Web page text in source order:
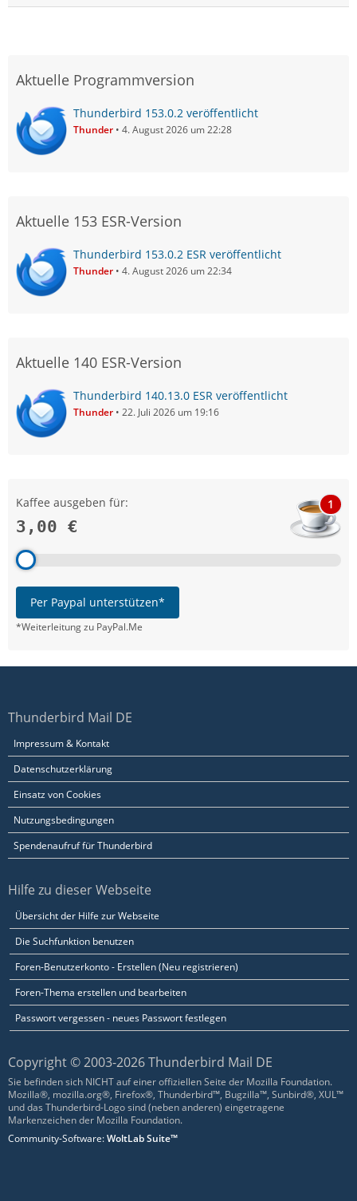
Aktuelle Programmversion
Thunderbird 153.0.2 veröffentlicht
Thunder 4. August 2026 um 22:28
Aktuelle 153 ESR-Version
Thunderbird 153.0.2 ESR veröffentlicht
Thunder 4. August 2026 um 22:34
Aktuelle 140 ESR-Version
Thunderbird 140.13.0 ESR veröffentlicht
Thunder 22. Juli 2026 um 19:16
Kaffee ausgeben für:
3,00 €
1
Per Paypal unterstützen*
*Weiterleitung zu PayPal.Me
Thunderbird Mail DE
Impressum & Kontakt
Datenschutzerklärung
Einsatz von Cookies
Nutzungsbedingungen
Spendenaufruf für Thunderbird
Hilfe zu dieser Webseite
Übersicht der Hilfe zur Webseite
Die Suchfunktion benutzen
Foren-Benutzerkonto - Erstellen (Neu registrieren)
Foren-Thema erstellen und bearbeiten
Passwort vergessen - neues Passwort festlegen
Copyright © 2003-2026 Thunderbird Mail DE
Sie befinden sich NICHT auf einer offiziellen Seite der Mozilla Foundation.
Mozilla®, mozilla.org®, Firefox®, Thunderbird™, Bugzilla™, Sunbird®, XUL™
und das Thunderbird-Logo sind (neben anderen) eingetragene
Markenzeichen der Mozilla Foundation.
Community-Software:WoltLab Suite™